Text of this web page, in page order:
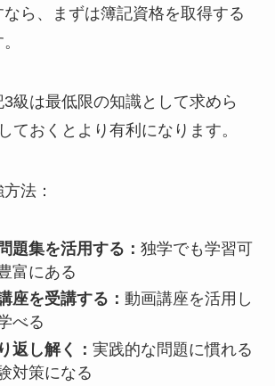
ら、まずは簿記資格を取得する
級は最低限の知識として求めら
ておくとより有利になります。
法：
題集を活用する： 独学でも学習可
富にある
座を受講する： 動画講座を活用し
べる
返し解く： 実践的な問題に慣れる
対策になる